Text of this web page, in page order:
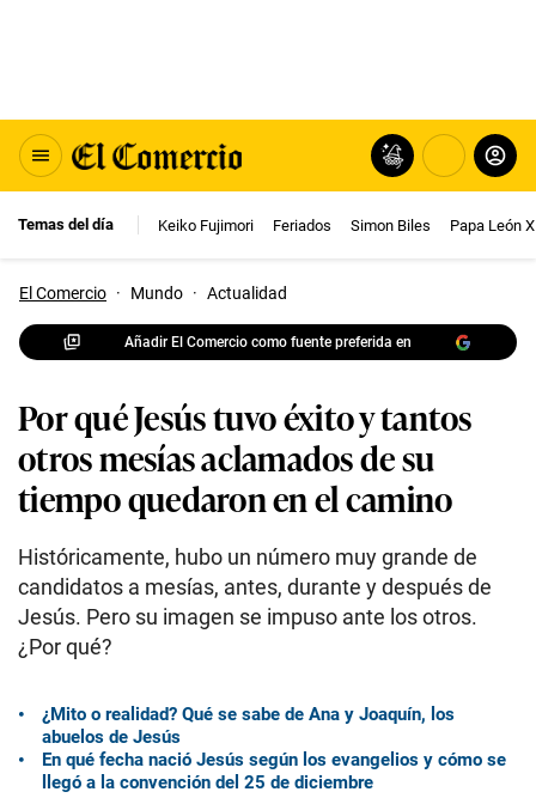
Temas del día Keiko Fujimori Feriados Simon Biles Papa León
El Comercio · Mundo · Actualidad
Añadir El Comercio como fuente preferida en
Por qué Jesús tuvo éxito y tantos
otros mesías aclamados de su
tiempo quedaron en el camino
Históricamente, hubo un número muy grande de
candidatos a mesías, antes, durante y después de
Jesús. Pero su imagen se impuso ante los otros.
¿Por qué?
¿Mito o realidad? Qué se sabe de Ana y Joaquín, los
abuelos de Jesús
En qué fecha nació Jesús según los evangelios y cómo se
llegó a la convención del 25 de diciembre